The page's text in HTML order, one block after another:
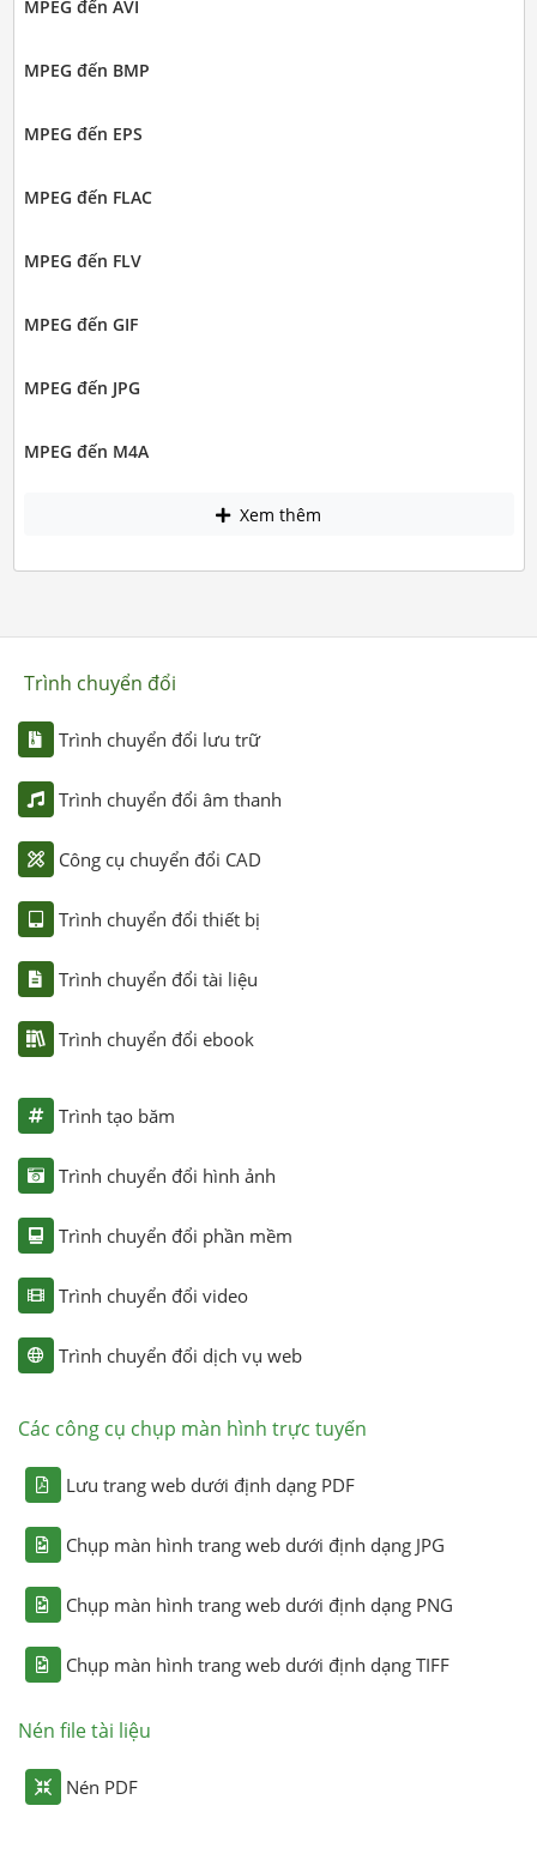
MPEG đến AVI
MPEG đến BMP
MPEG đến EPS
MPEG đến FLAC
MPEG đến FLV
MPEG đến GIF
MPEG đến JPG
MPEG đến M4A
Xem thêm
Trình chuyển đổi
Trình chuyển đổi lưu trữ
Trình chuyển đổi âm thanh
Công cụ chuyển đổi CAD
Trình chuyển đổi thiết bị
Trình chuyển đổi tài liệu
Trình chuyển đổi ebook
Trình tạo băm
Trình chuyển đổi hình ảnh
Trình chuyển đổi phần mềm
Trình chuyển đổi video
Trình chuyển đổi dịch vụ web
Các công cụ chụp màn hình trực tuyến
Lưu trang web dưới định dạng PDF
Chụp màn hình trang web dưới định dạng JPG
Chụp màn hình trang web dưới định dạng PNG
Chụp màn hình trang web dưới định dạng TIFF
Nén file tài liệu
Nén PDF